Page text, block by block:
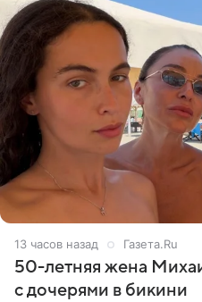
13 часов назад Газета.Ru
50-летняя жена
с дочерями в бикини